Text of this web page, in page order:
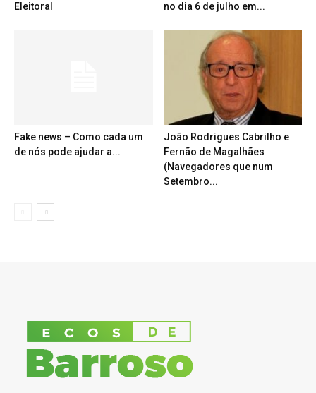
Eleitoral
no dia 6 de julho em...
Fake news – Como cada um
de nós pode ajudar a...
João Rodrigues Cabrilho e
Fernão de Magalhães
(Navegadores que num
Setembro...